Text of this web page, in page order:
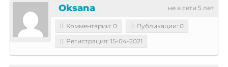
не в сети 5 лет
Oksana
Комментарии: 0
Публикации: 0
Регистрация: 15-04-2021